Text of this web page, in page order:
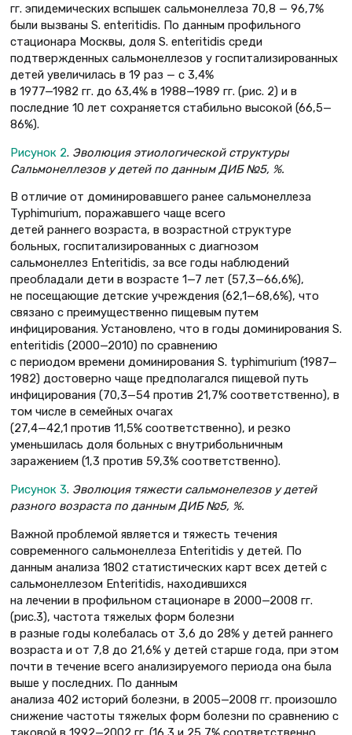
гг. эпидемических вспышек сальмонеллеза 70,8 — 96,7%
были вызваны S. еnteritidis. По данным профильного
стационара Москвы, доля S. еnteritidis среди
подтвержденных сальмонеллезов у госпитализированных
детей увеличилась в 19 раз — с 3,4%
в 1977—1982 гг. до 63,4% в 1988—1989 гг. (рис. 2) и в
последние 10 лет сохраняется стабильно высокой (66,5—
86%).
Рисунок 2. Эволюция этиологической структуры
Сальмонеллезов у детей по данным ДИБ №5, %.
В отличие от доминировавшего ранее сальмонеллеза
Typhimurium, поражавшего чаще всего
детей раннего возраста, в возрастной структуре
больных, госпитализированных с диагнозом
сальмонеллез Enteritidis, за все годы наблюдений
преобладали дети в возрасте 1—7 лет (57,3—66,6%),
не посещающие детские учреждения (62,1—68,6%), что
связано с преимущественно пищевым путем
инфицирования. Установлено, что в годы доминирования S.
еnteritidis (2000—2010) по сравнению
с периодом времени доминирования S. typhimurium (1987—
1982) достоверно чаще предполагался пищевой путь
инфицирования (70,3—54 против 21,7% соответственно), в
том числе в семейных очагах
(27,4—42,1 против 11,5% соответственно), и резко
уменьшилась доля больных с внутрибольничным
заражением (1,3 против 59,3% соответственно).
Рисунок 3. Эволюция тяжести сальмонелезов у детей
разного возраста по данным ДИБ №5, %.
Важной проблемой является и тяжесть течения
современного сальмонеллеза Enteritidis у детей. По
данным анализа 1802 статистических карт всех детей с
сальмонеллезом Enteritidis, находившихся
на лечении в профильном стационаре в 2000—2008 гг.
(рис.3), частота тяжелых форм болезни
в разные годы колебалась от 3,6 до 28% у детей раннего
возраста и от 7,8 до 21,6% у детей старше года, при этом
почти в течение всего анализируемого периода она была
выше у последних. По данным
анализа 402 историй болезни, в 2005—2008 гг. произошло
снижение частоты тяжелых форм болезни по сравнению с